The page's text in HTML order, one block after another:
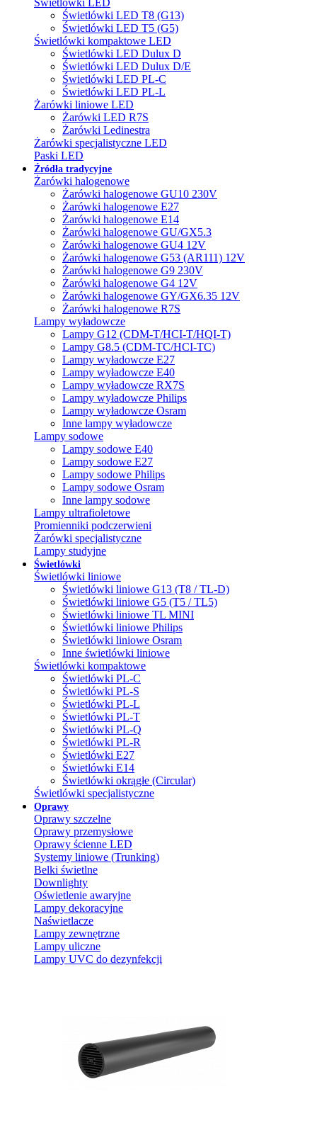
Świetlówki LED T8 (G13)
Świetlówki LED T5 (G5)
Świetlówki kompaktowe LED
Świetlówki LED Dulux D
Świetlówki LED Dulux D/E
Świetlówki LED PL-C
Świetlówki LED PL-L
Żarówki liniowe LED
Żarówki LED R7S
Żarówki Ledinestra
Żarówki specjalistyczne LED
Paski LED
Źródła tradycyjne
Żarówki halogenowe
Żarówki halogenowe GU10 230V
Żarówki halogenowe E27
Żarówki halogenowe E14
Żarówki halogenowe GU/GX5.3
Żarówki halogenowe GU4 12V
Żarówki halogenowe G53 (AR111) 12V
Żarówki halogenowe G9 230V
Żarówki halogenowe G4 12V
Żarówki halogenowe GY/GX6.35 12V
Żarówki halogenowe R7S
Lampy wyładowcze
Lampy G12 (CDM-T/HCI-T/HQI-T)
Lampy G8.5 (CDM-TC/HCI-TC)
Lampy wyładowcze E27
Lampy wyładowcze E40
Lampy wyładowcze RX7S
Lampy wyładowcze Philips
Lampy wyładowcze Osram
Inne lampy wyładowcze
Lampy sodowe
Lampy sodowe E40
Lampy sodowe E27
Lampy sodowe Philips
Lampy sodowe Osram
Inne lampy sodowe
Lampy ultrafioletowe
Promienniki podczerwieni
Żarówki specjalistyczne
Lampy studyjne
Świetlówki
Świetlówki liniowe
Świetlówki liniowe G13 (T8 / TL-D)
Świetlówki liniowe G5 (T5 / TL5)
Świetlówki liniowe TL MINI
Świetlówki liniowe Philips
Świetlówki liniowe Osram
Inne świetlówki liniowe
Świetlówki kompaktowe
Świetlówki PL-C
Świetlówki PL-S
Świetlówki PL-L
Świetlówki PL-T
Świetlówki PL-Q
Świetlówki PL-R
Świetlówki E27
Świetlówki E14
Świetlówki okrągłe (Circular)
Świetlówki specjalistyczne
Oprawy
Oprawy szczelne
Oprawy przemysłowe
Oprawy ścienne LED
Systemy liniowe (Trunking)
Belki świetlne
Downlighty
Oświetlenie awaryjne
Lampy dekoracyjne
Naświetlacze
Lampy zewnętrzne
Lampy uliczne
Lampy UVC do dezynfekcji